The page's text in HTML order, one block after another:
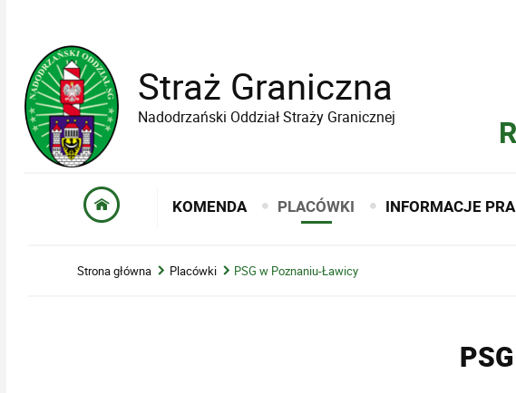
Straż Graniczna
Nadodrzański Oddział Straży Granicznej
KOMENDA PLACÓWKI INFORMACJE
Strona główna Placówki PSG w Poznaniu-Ławicy